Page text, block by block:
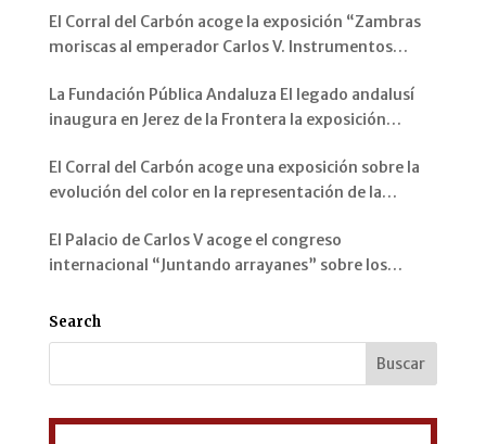
El Corral del Carbón acoge la exposición “Zambras
moriscas al emperador Carlos V. Instrumentos
La Fundación Pública Andaluza El legado andalusí
inaugura en Jerez de la Frontera la exposición
El Corral del Carbón acoge una exposición sobre la
evolución del color en la representación de la
El Palacio de Carlos V acoge el congreso
internacional “Juntando arrayanes” sobre los
Mediterráneo
Search